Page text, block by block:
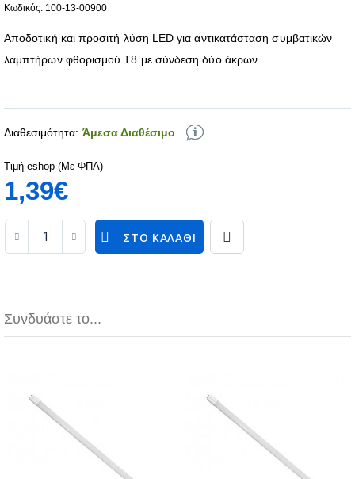
Κωδικός: 100-13-00900
Αποδοτική και προσιτή λύση LED για αντικατάσταση συμβατικών
λαμπτήρων φθορισμού T8 με σύνδεση δύο άκρων
Διαθεσιμότητα: Άμεσα Διαθέσιμο
Τιμή eshop (Με ΦΠΑ)
1,39€
ΣΤΟ ΚΑΛΆΘΙ
Συνδυάστε το...